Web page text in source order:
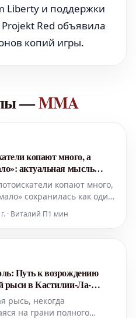
Liberty и поддержки
Red объявила
копий игры.
—MMA
копают много, а
актуальная мысль
копают много,
сохранилась как один
мысли Гераклита,
философа из Эфеса,
трактата, поскольку от
· Виталий П1 мин
Путь к возрождению
рыси в Кастилии-Ла-
рысь, некогда
на грани полного